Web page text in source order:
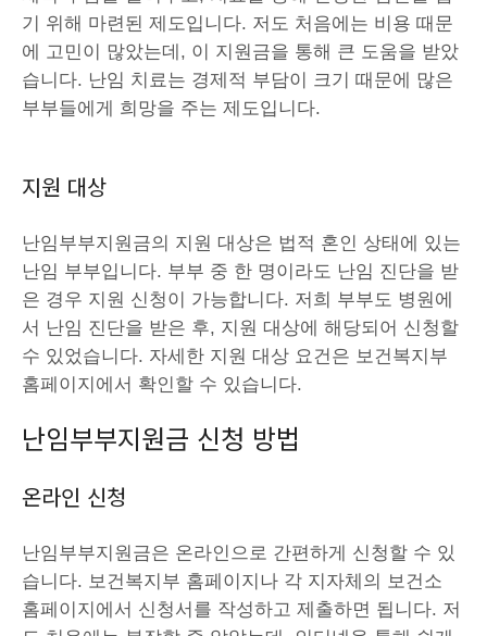
기 위해 마련된 제도입니다. 저도 처음에는 비용 때문
에 고민이 많았는데, 이 지원금을 통해 큰 도움을 받았
습니다. 난임 치료는 경제적 부담이 크기 때문에 많은
부부들에게 희망을 주는 제도입니다.
지원 대상
난임부부지원금의 지원 대상은 법적 혼인 상태에 있는
난임 부부입니다. 부부 중 한 명이라도 난임 진단을 받
은 경우 지원 신청이 가능합니다. 저희 부부도 병원에
서 난임 진단을 받은 후, 지원 대상에 해당되어 신청할
수 있었습니다. 자세한 지원 대상 요건은 보건복지부
홈페이지에서 확인할 수 있습니다.
난임부부지원금 신청 방법
온라인 신청
난임부부지원금은 온라인으로 간편하게 신청할 수 있
습니다. 보건복지부 홈페이지나 각 지자체의 보건소
홈페이지에서 신청서를 작성하고 제출하면 됩니다. 저